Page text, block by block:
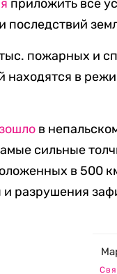
приложить все
последствий
пожарных и
находятся в
в
сильные
в 500
разрушения